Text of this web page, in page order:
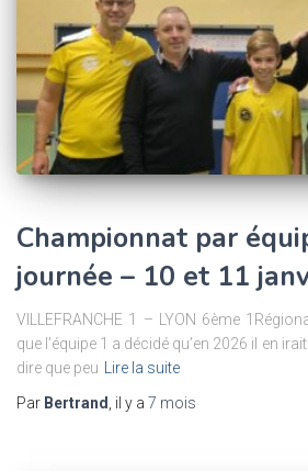
Championnat par
journée – 10 et 11
VILLEFRANCHE 1 – LYON 6ème
que l’équipe 1 a décidé qu’en 2026 il en
dire que peu
Lire la suite
Par Bertrand , il y a 7 mois